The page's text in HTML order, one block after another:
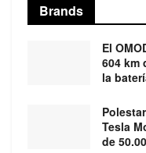
Brands
El
604 km
la
Tesla
de